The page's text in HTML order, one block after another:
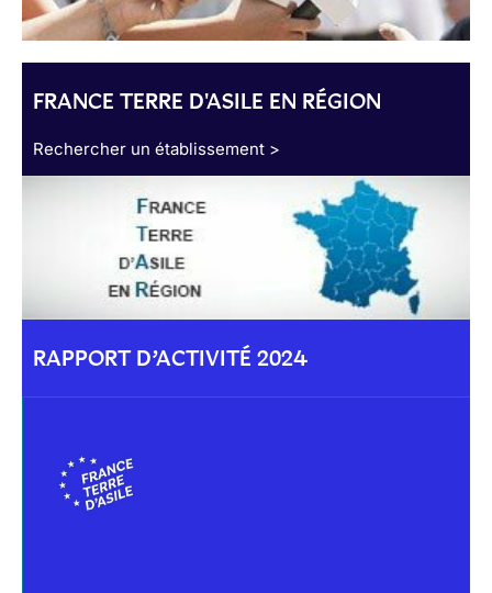
FRANCE TERRE D'ASILE EN RÉGION
Rechercher un établissement >
RAPPORT D’ACTIVITÉ 2024